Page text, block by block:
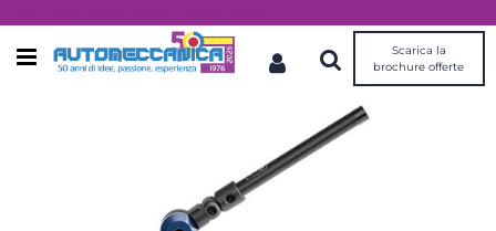
Open menu
Scarica la
brochure offerte